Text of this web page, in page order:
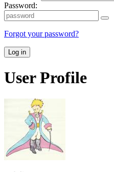
Password:
Forgot your password?
Log in
User Profile